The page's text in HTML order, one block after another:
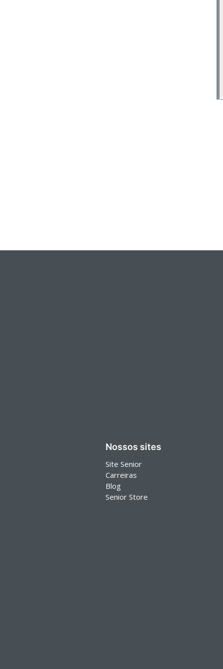
Nossos sites
Site Senior
Carreiras
Blog
Senior Store